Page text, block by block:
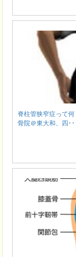
脊柱管狭窄症って
骨院＠東大和、四･･